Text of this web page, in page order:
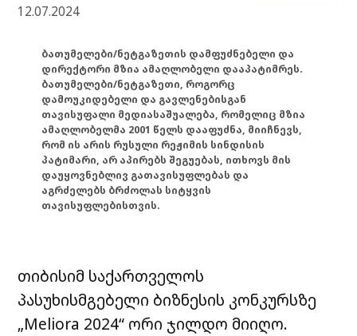
12.07.2024
ბათუმელები/ნეტგაზეთის დამფუძნებელი და
დირექტორი მზია ამაღლობელი დააპატიმრეს.
ბათუმელები/ნეტგაზეთი, როგორც
დამოუკიდებელი და გავლენებისგან
თავისუფალი მედიასაშუალება, რომელიც მზია
ამაღლობელმა 2001 წელს დააფუძნა, მიიჩნევს,
რომ ის არის რუსული რეჟიმის სინდისის
პატიმარი, არ აპირებს შეგუებას, ითხოვს მის
დაუყოვნებლივ გათავისუფლებას და
აგრძელებს ბრძოლას სიტყვის
თავისუფლებისთვის.
თიბისიმ საქართველოს
პასუხისმგებელი ბიზნესის კონკურსზე
„Meliora 2024“ ორი ჯილდო მიიღო.